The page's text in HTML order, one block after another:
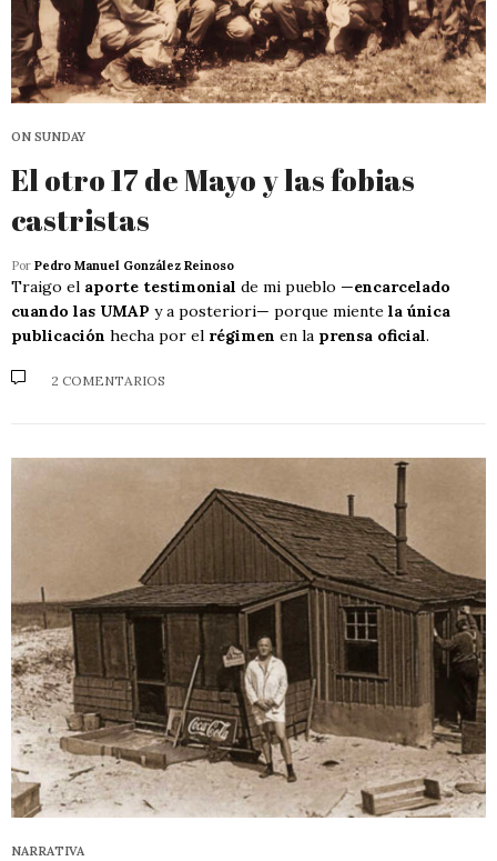
ON SUNDAY
El otro 17 de Mayo y las fobias
castristas
Por Pedro Manuel González Reinoso
Traigo el aporte testimonial de mi pueblo —encarcelado
cuando las UMAP y a posteriori— porque miente la única
publicación hecha por el régimen en la prensa oficial.
2 COMENTARIOS
NARRATIVA